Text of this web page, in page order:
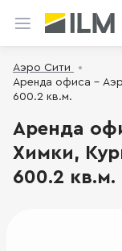
Аэро Сити
Аренда офиса -
600.2 кв.м.
Аренда
Химки,
600.2 кв.м.